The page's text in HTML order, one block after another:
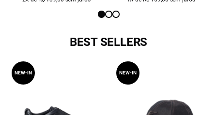
BEST SELLERS
NEW-IN NEW-IN